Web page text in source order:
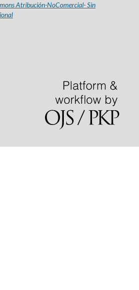
Atribución-NoComercial- Sin